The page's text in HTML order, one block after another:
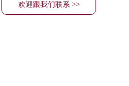
欢迎跟我们联系 >>